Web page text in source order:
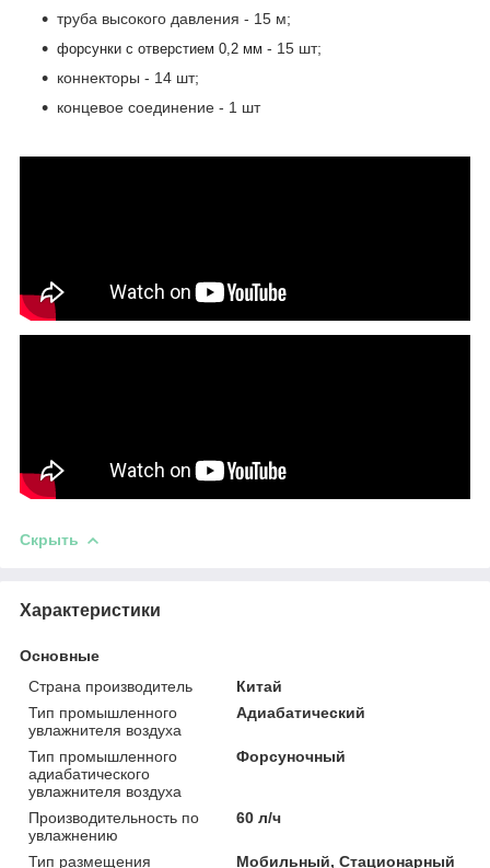
труба высокого давления - 15 м;
форсунки с отверстием 0,2 мм - 15 шт;
коннекторы - 14 шт;
концевое соединение - 1 шт
Скрыть
Характеристики
Основные
Страна производитель
Китай
Тип промышленного
увлажнителя воздуха
Адиабатический
Тип промышленного
адиабатического
увлажнителя воздуха
Форсуночный
Производительность по
увлажнению
60 л/ч
Тип размещения
Мобильный, Стационарный